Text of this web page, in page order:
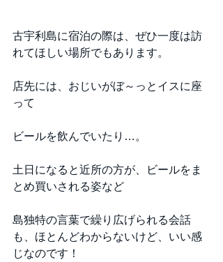
古宇利島に宿泊の際は、ぜひ一度は訪
れてほしい場所でもあります。
店先には、おじいがぼ～っとイスに座
って
ビールを飲んでいたり…。
土日になると近所の方が、ビールをま
とめ買いされる姿など
島独特の言葉で繰り広げられる会話
も、ほとんどわからないけど、いい感
じなのです！